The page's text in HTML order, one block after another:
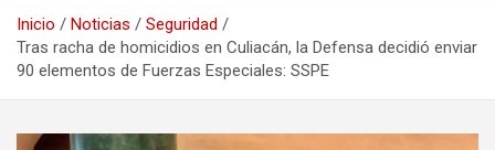
Inicio Noticias
Seguridad
Tras racha de homicidios en Culiacán, la Defensa decidió enviar
90 elementos de Fuerzas Especiales: SSPE